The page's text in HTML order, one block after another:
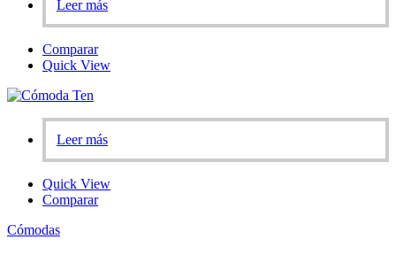
Leer más
Comparar
Quick View
Leer más
Quick View
Comparar
Cómodas